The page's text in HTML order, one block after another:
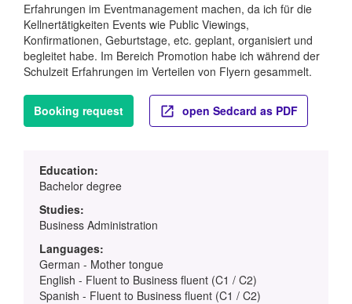
Erfahrungen im Eventmanagement machen, da ich für die
Kellnertätigkeiten Events wie Public Viewings,
Konfirmationen, Geburtstage, etc. geplant, organisiert und
begleitet habe. Im Bereich Promotion habe ich während der
Schulzeit Erfahrungen im Verteilen von Flyern gesammelt.
Booking request open Sedcard as PDF
Education:
Bachelor degree
Studies:
Business Administration
Languages:
German - Mother tongue
English - Fluent to Business fluent (C1 / C2)
Spanish - Fluent to Business fluent (C1 / C2)